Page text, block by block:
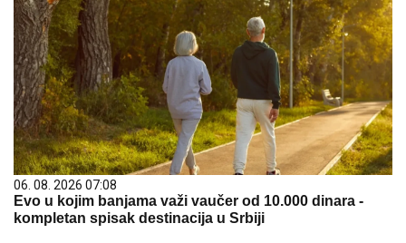
06. 08. 2026 07:08
Evo u kojim banjama važi vaučer od 10.000 dinara -
kompletan spisak destinacija u Srbiji